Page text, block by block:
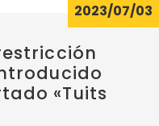
«Tuits
2023/07/03